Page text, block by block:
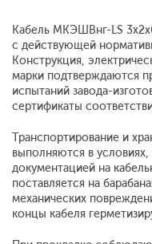
Кабель МКЭШВнг-LS
с действующей
Конструкция,
марки подтверждаются
испытаний завода-
сертификаты
Транспортирование и
выполняются в
документацией на
поставляется на
механических
концы кабеля